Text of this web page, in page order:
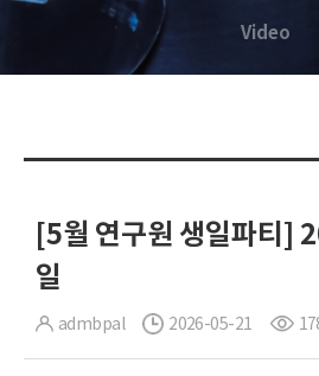
Video
[5월 연구원 생일파티]
일
admbpal 2026-05-21